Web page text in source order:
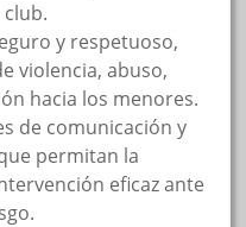
y respetuoso,
violencia, abuso,
hacia los menores.
de comunicación y
permitan la
eficaz ante